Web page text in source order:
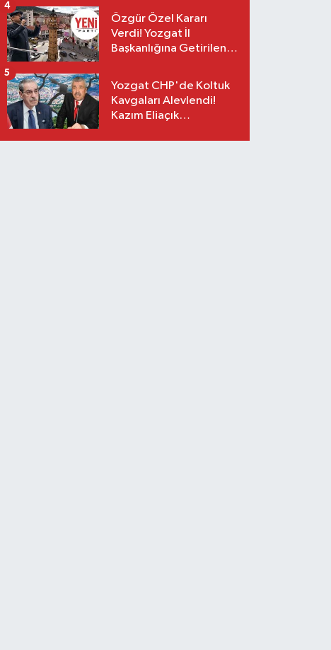
Gözaltı
Özgür Özel Kararı
Verdi! Yozgat İl
Başkanlığına Getirilen
4
Yozgat CHP'de Koltuk
Kavgaları Alevlendi!
Kazım Eliaçık
5